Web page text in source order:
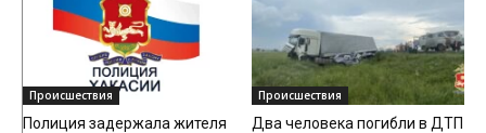
Происшествия
Полиция задержала жителя
Происшествия
Два человека погибли в ДТП